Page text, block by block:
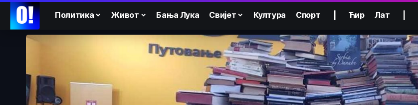
Политика Живот Бања Лука Свијет Култура Спорт Ћир Лат